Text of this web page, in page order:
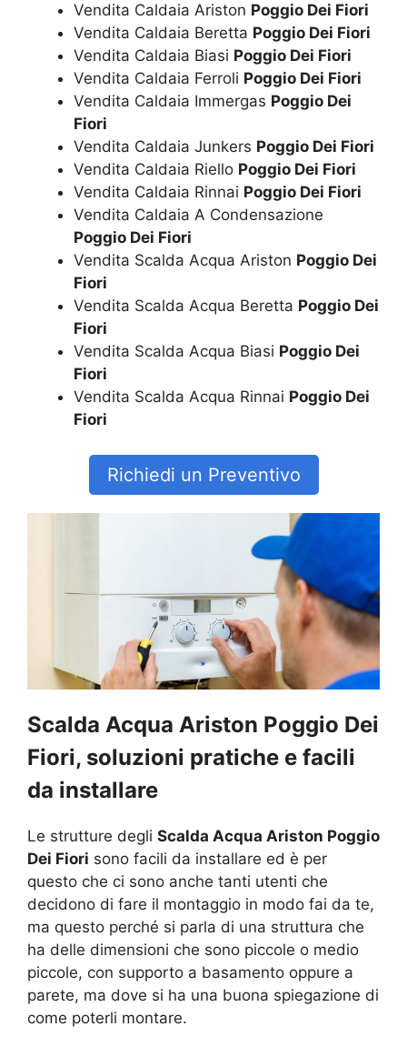
Vendita Caldaia Ariston Poggio Dei Fiori
Vendita Caldaia Beretta Poggio Dei Fiori
Vendita Caldaia Biasi Poggio Dei Fiori
Vendita Caldaia Ferroli Poggio Dei Fiori
Vendita Caldaia Immergas Poggio Dei
Fiori
Vendita Caldaia Junkers Poggio Dei Fiori
Vendita Caldaia Riello Poggio Dei Fiori
Vendita Caldaia Rinnai Poggio Dei Fiori
Vendita Caldaia A Condensazione
Poggio Dei Fiori
Vendita Scalda Acqua Ariston Poggio Dei
Fiori
Vendita Scalda Acqua Beretta Poggio Dei
Fiori
Vendita Scalda Acqua Biasi Poggio Dei
Fiori
Vendita Scalda Acqua Rinnai Poggio Dei
Fiori
Richiedi un Preventivo
Scalda Acqua Ariston Poggio Dei
Fiori, soluzioni pratiche e facili
da installare
Le strutture degli Scalda Acqua Ariston Poggio
Dei Fiori sono facili da installare ed è per
questo che ci sono anche tanti utenti che
decidono di fare il montaggio in modo fai da te,
ma questo perché si parla di una struttura che
ha delle dimensioni che sono piccole o medio
piccole, con supporto a basamento oppure a
parete, ma dove si ha una buona spiegazione di
come poterli montare.